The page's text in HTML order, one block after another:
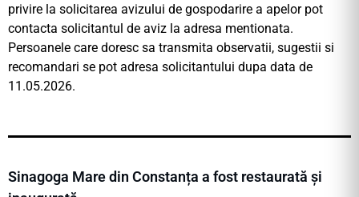
privire la solicitarea avizului de gospodarire a apelor pot
contacta solicitantul de aviz la adresa mentionata.
Persoanele care doresc sa transmita observatii, sugestii si
recomandari se pot adresa solicitantului dupa data de
11.05.2026.
Sinagoga Mare din Constanța a fost restaurată și